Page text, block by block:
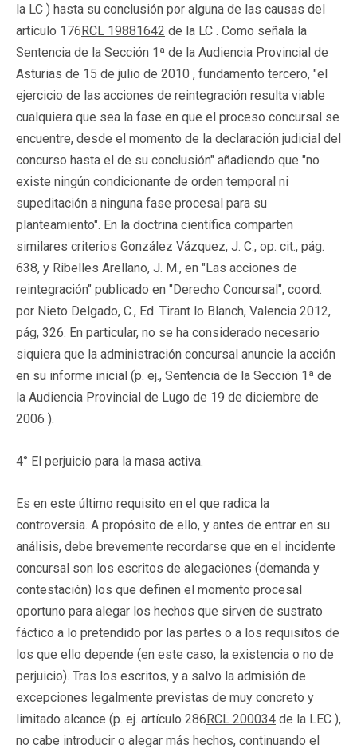
la LC ) hasta su conclusión por alguna de las causas del
artículo 176RCL 19881642 de la LC . Como señala la
Sentencia de la Sección 1ª de la Audiencia Provincial de
Asturias de 15 de julio de 2010 , fundamento tercero, "el
ejercicio de las acciones de reintegración resulta viable
cualquiera que sea la fase en que el proceso concursal se
encuentre, desde el momento de la declaración judicial del
concurso hasta el de su conclusión" añadiendo que "no
existe ningún condicionante de orden temporal ni
supeditación a ninguna fase procesal para su
planteamiento". En la doctrina científica comparten
similares criterios González Vázquez, J. C., op. cit., pág.
638, y Ribelles Arellano, J. M., en "Las acciones de
reintegración" publicado en "Derecho Concursal", coord.
por Nieto Delgado, C., Ed. Tirant lo Blanch, Valencia 2012,
pág, 326. En particular, no se ha considerado necesario
siquiera que la administración concursal anuncie la acción
en su informe inicial (p. ej., Sentencia de la Sección 1ª de
la Audiencia Provincial de Lugo de 19 de diciembre de
2006 ).
4° El perjuicio para la masa activa.
Es en este último requisito en el que radica la
controversia. A propósito de ello, y antes de entrar en su
análisis, debe brevemente recordarse que en el incidente
concursal son los escritos de alegaciones (demanda y
contestación) los que definen el momento procesal
oportuno para alegar los hechos que sirven de sustrato
fáctico a lo pretendido por las partes o a los requisitos de
los que ello depende (en este caso, la existencia o no de
perjuicio). Tras los escritos, y a salvo la admisión de
excepciones legalmente previstas de muy concreto y
limitado alcance (p. ej. artículo 286RCL 200034 de la LEC ),
no cabe introducir o alegar más hechos, continuando el